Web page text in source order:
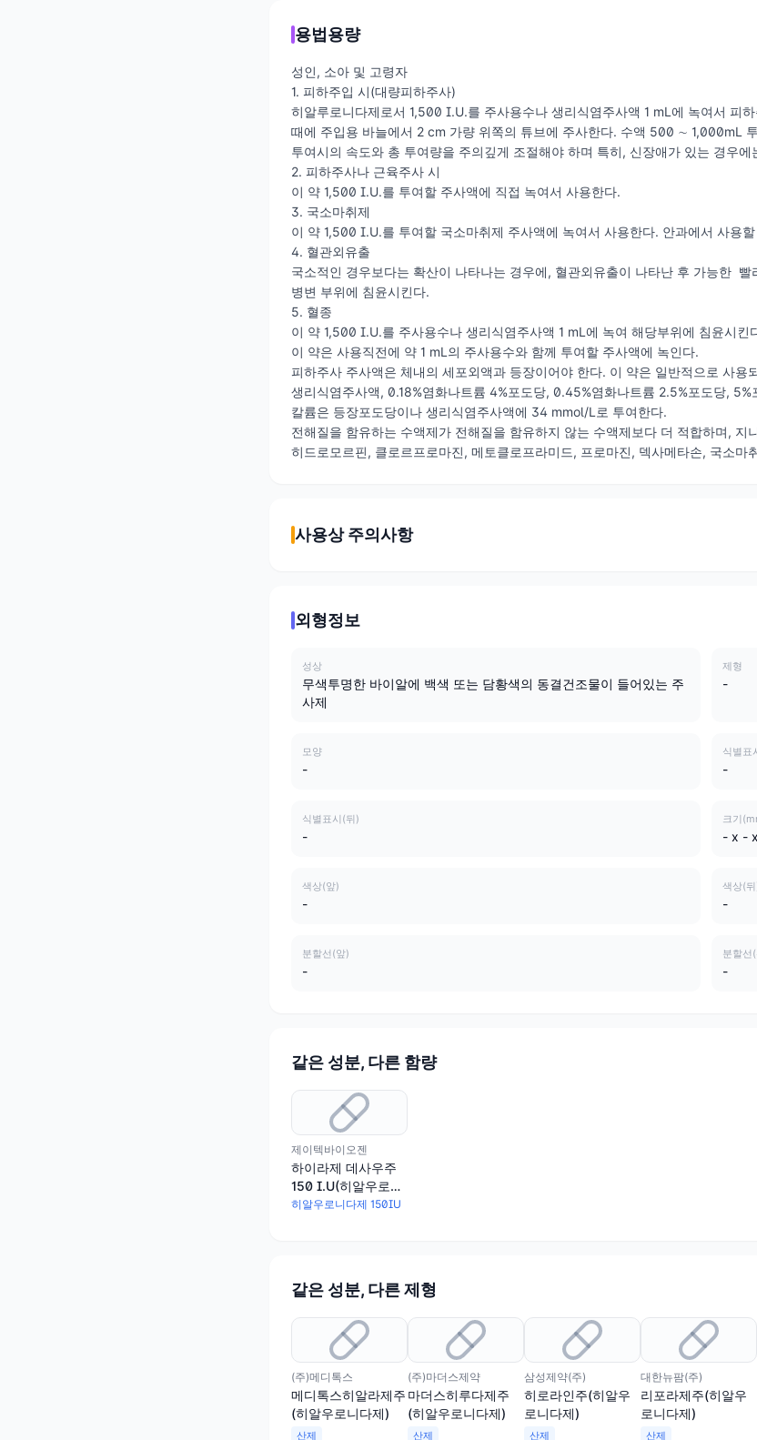
용법용량
성인, 소아 및 고령자
1. 피하주입 시(대량피하주사)
히알루로니다제로서 1,500 I.U.를 주사용수나 생리식염주사액 1 mL에 녹여서 피
때에 주입용 바늘에서 2 cm 가량 위쪽의 튜브에 주사한다. 수액 500 ∼ 1,000mL
투여시의 속도와 총 투여량을 주의깊게 조절해야 하며 특히, 신장애가 있는 경우
2. 피하주사나 근육주사 시
이 약 1,500 I.U.를 투여할 주사액에 직접 녹여서 사용한다.
3. 국소마취제
이 약 1,500 I.U.를 투여할 국소마취제 주사액에 녹여서 사용한다. 안과에서 사용
4. 혈관외유출
국소적인 경우보다는 확산이 나타나는 경우에, 혈관외유출이 나타난 후 가능한
병변 부위에 침윤시킨다.
5. 혈종
이 약 1,500 I.U.를 주사용수나 생리식염주사액 1 mL에 녹여 해당부위에 침윤시킨
이 약은 사용직전에 약 1 mL의 주사용수와 함께 투여할 주사액에 녹인다.
피하주사 주사액은 체내의 세포외액과 등장이어야 한다. 이 약은 일반적으로 사용
생리식염주사액, 0.18%염화나트륨 4%포도당, 0.45%염화나트륨 2.5%포도당,
칼륨은 등장포도당이나 생리식염주사액에 34 mmol/L로 투여한다.
전해질을 함유하는 수액제가 전해질을 함유하지 않는 수액제보다 더 적합하며,
히드로모르핀, 클로르프로마진, 메토클로프라미드, 프로마진, 덱사메타손, 국소마
사용상 주의사항
외형정보
성상
무색투명한 바이알에 백색 또는 담황색의 동결건조물이 들어있는 주
사제
제형
-
모양
-
식별표
-
식별표시(뒤)
-
크기
- x -
색상(앞)
-
색상(
-
분할선(앞)
-
분할선
-
같은 성분, 다른 함량
제이텍바이오젠
하이라제 데사우주
150 I.U(히알우로니
다제)
히알우로니다제 150IU
같은 성분, 다른 제형
(주)메디톡스
메디톡스히알라제주
(히알우로니다제)
산제
(주)마더스제약
마더스히루다제주
(히알우로니다제)
산제
삼성제약(주)
히로라인주(히알우
로니다제)
산제
대한뉴팜(주)
리포라제주(히알우
로니다제)
산제